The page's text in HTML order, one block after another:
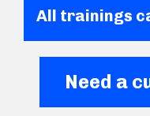
All trainings
Need a